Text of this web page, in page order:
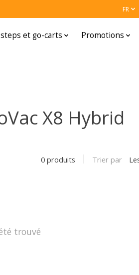
FR
et go-carts Promotions
X8 Hybrid
0 produits Trier par
trouvé